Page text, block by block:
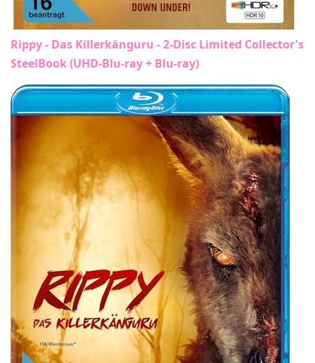
Rippy - Das Killerkänguru - 2-Disc Limited Collector's
SteelBook (UHD-Blu-ray + Blu-ray)